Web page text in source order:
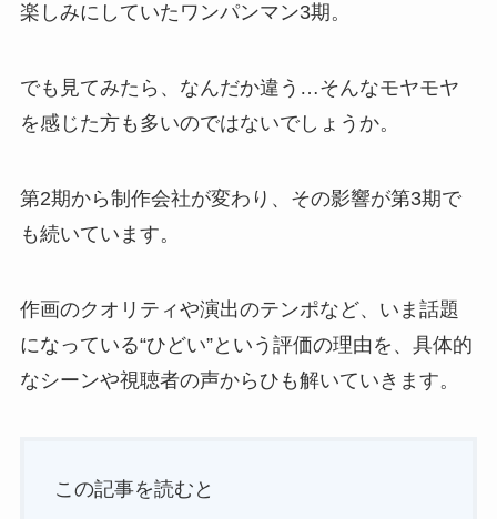
楽しみにしていたワンパンマン3期。
でも見てみたら、なんだか違う…そんなモヤモヤ
を感じた方も多いのではないでしょうか。
第2期から制作会社が変わり、その影響が第3期で
も続いています。
作画のクオリティや演出のテンポなど、いま話題
になっている“ひどい”という評価の理由を、具体的
なシーンや視聴者の声からひも解いていきます。
この記事を読むと